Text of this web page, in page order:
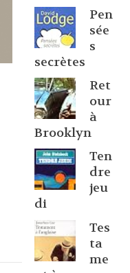
Pen
sée
s
secrètes
Ret
our
à
Brooklyn
Ten
dre
jeu
di
Tes
ta
me